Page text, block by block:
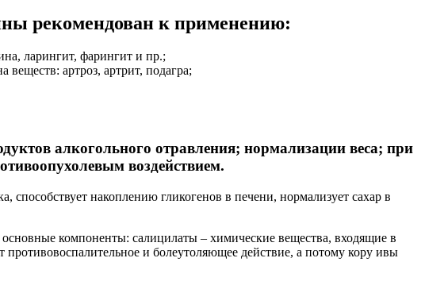
рекомендован к применению:
ларингит, фарингит и пр.;
артроз, артрит, подагра;
алкогольного отравления; нормализации веса; при
воздействием.
накоплению гликогенов в печени, нормализует сахар в
компоненты: салицилаты – химические вещества, входящие в
и болеутоляющее действие, а потому кору ивы